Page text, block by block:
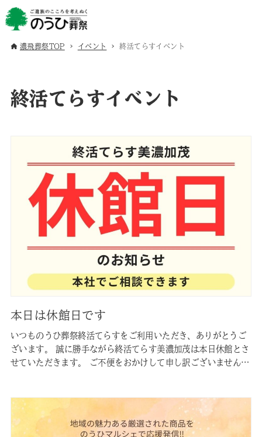
濃飛葬祭TOP イベント 終活てらすイベント
終活てらすイベント
本日は休館日です
いつものうひ葬祭終活てらすをご利用いただき、ありがとうご
ざいます。 誠に勝手ながら終活てらす美濃加茂は本日休館とさ
せていただきます。 ご不便をおかけして申し訳ございません
郷町6-7-30）にて承ります。 事前相談のご予約はホームペー
ジから可能で…